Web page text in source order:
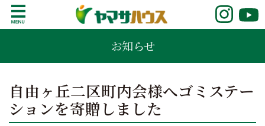
t
鹿児島で注文住宅ならヤマサハウス
新築の注文住宅や建売モデルハウスをお探し
の方はこちら。鹿児島県内で11年連続ナンバ
わりをご覧ください。
お知らせ
自由ヶ丘二区町内会様へゴミステー
ションを寄贈しました